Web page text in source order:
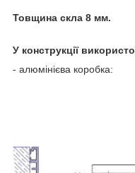
Товщина скла 8 мм.
У конструкції
- алюмінієва коробка: